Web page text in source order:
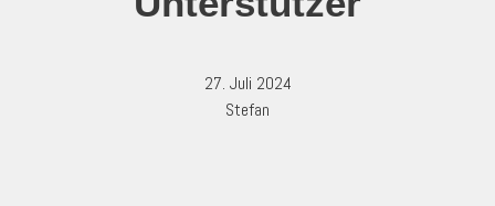
27. Juli 2024
Stefan